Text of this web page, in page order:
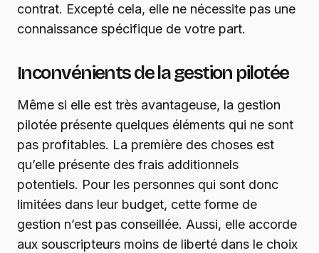
contrat. Excepté cela, elle ne nécessite pas une
connaissance spécifique de votre part.
Inconvénients de la gestion pilotée
Même si elle est très avantageuse, la gestion
pilotée présente quelques éléments qui ne sont
pas profitables. La première des choses est
qu’elle présente des frais additionnels
potentiels. Pour les personnes qui sont donc
limitées dans leur budget, cette forme de
gestion n’est pas conseillée. Aussi, elle accorde
aux souscripteurs moins de liberté dans le choix